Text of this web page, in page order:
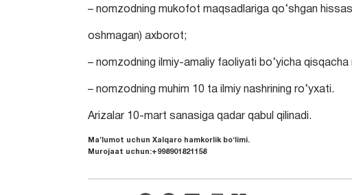
– nomzodning mukofot maqsadlariga qo‘shgan
oshmagan) axborot;
– nomzodning ilmiy-amaliy faoliyati bo‘yicha qisqacha
– nomzodning muhim 10 ta ilmiy nashrining ro‘yxati.
Arizalar 10-mart sanasiga qadar qabul qilinadi.
Ma’lumot uchun Xalqaro hamkorlik bo‘limi.
Murojaat uchun:+998901821158